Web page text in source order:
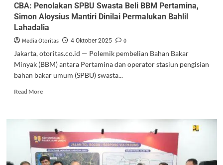
CBA: Penolakan SPBU Swasta Beli BBM Pertamina,
Simon Aloysius Mantiri Dinilai Permalukan Bahlil
Lahadalia
Media Otoritas 4 Oktober 2025
0
Jakarta, otoritas.co.id — Polemik pembelian Bahan Bakar
Minyak (BBM) antara Pertamina dan operator stasiun pengisian
bahan bakar umum (SPBU) swasta...
Read More